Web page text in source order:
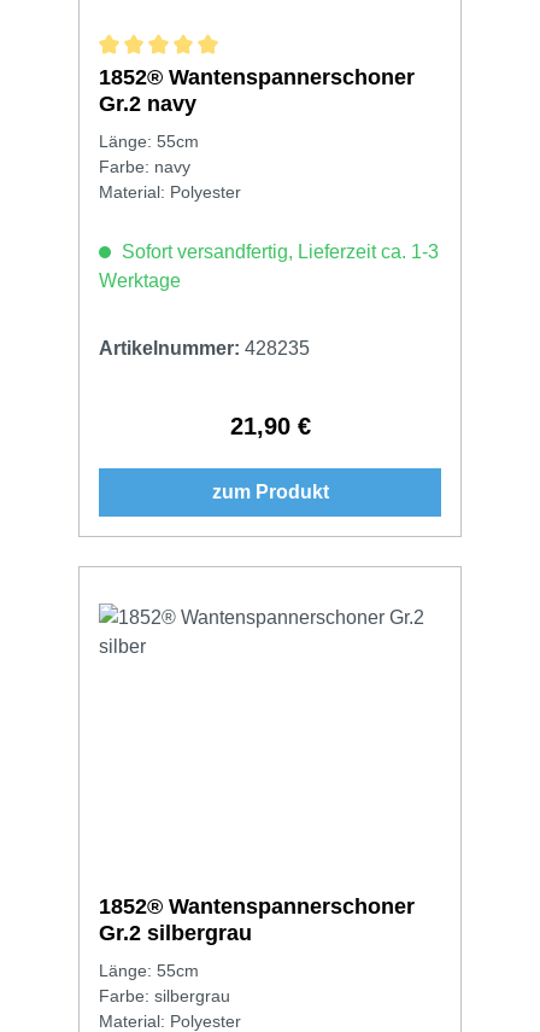
Durchschnittliche Bewertung von 5 von 5 Sternen
1852® Wantenspannerschoner
Gr.2 navy
Länge: 55cm
Farbe: navy
Material: Polyester
Sofort versandfertig, Lieferzeit ca. 1-3
Werktage
Artikelnummer: 428235
Regulärer Preis:
21,90 €
zum Produkt
1852® Wantenspannerschoner
Gr.2 silbergrau
Länge: 55cm
Farbe: silbergrau
Material: Polyester